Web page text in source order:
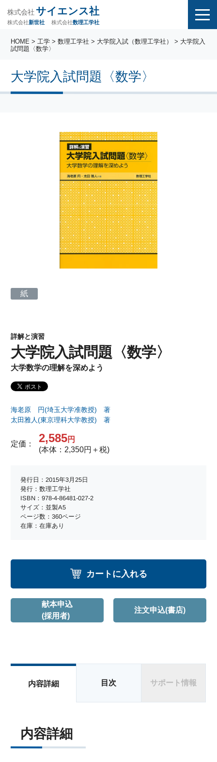
株式会社 サイエンス社
株式会社新世社 株式会社数理工学社
大学院入試問題〈数学〉
HOME >工学 >数理工学社 > 大学院入試（数理工学社）
> 大学院入
試問題〈数学〉
紙
詳解と演習
大学院入試問題〈数学〉
大学数学の理解を深めよう
海老原 円(埼玉大学准教授) 著
太田雅人(東京理科大学教授) 著
定価： 2,585円
(本体：2,350円＋税)
発行日：2015年3月25日
発行：数理工学社
ISBN：978-4-86481-027-2
サイズ：並製A5
ページ数：360ページ
在庫：在庫あり
カートに入れる
献本申込
(採用者)
注文申込(書店)
内容詳細 目次 サポート情報
内容詳細